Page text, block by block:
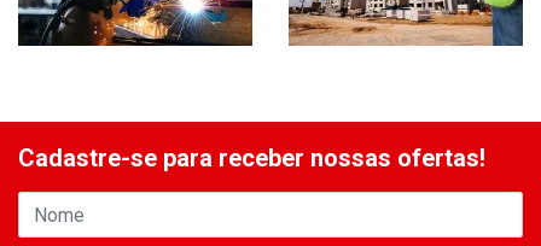
Cadastre-se para receber nossas ofertas!